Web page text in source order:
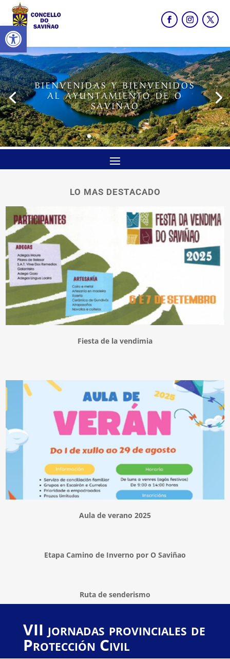
Abrir barra de herramientas
BIENVENIDAS Y BIENVENIDOS
AL AYUNTAMIENTO DE O
SAVIÑAO
LO MAS DESTACADO
Fiesta de la vendimia
Aula de verano 2025
Etapa Camino de Inverno por O Saviñao
Ruta de senderismo
VII jornadas provinciales de
Protección Civil